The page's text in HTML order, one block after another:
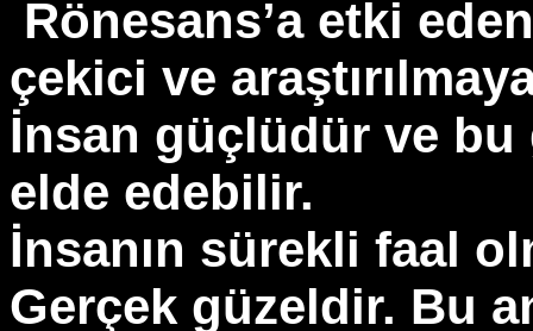
Rönesans’a etki
çekici ve
İnsan güçlüdür ve bu
elde edebilir.
İnsanın sürekli faal
Gerçek güzeldir. Bu